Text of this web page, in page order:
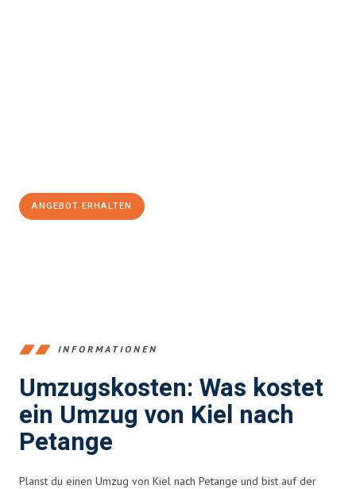
ANGEBOT ERHALTEN
INFORMATIONEN
Umzugskosten: Was kostet
ein Umzug von Kiel nach
Petange
Planst du einen Umzug von Kiel nach Petange und bist auf der